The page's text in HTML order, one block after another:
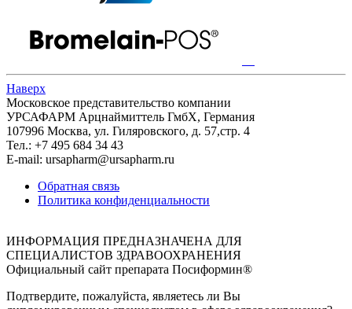
Наверх
Московское представительство компании
УРСАФАРМ Арцнаймиттель ГмбХ, Германия
107996 Москва, ул. Гиляровского, д. 57,стр. 4
Тел.: +7 495 684 34 43
E-mail: ursapharm@ursapharm.ru
Обратная связь
Политика конфиденциальности
ИНФОРМАЦИЯ ПРЕДНАЗНАЧЕНА ДЛЯ
СПЕЦИАЛИСТОВ ЗДРАВООХРАНЕНИЯ
Официальный сайт препарата Посиформин®
Подтвердите, пожалуйста, являетесь ли Вы